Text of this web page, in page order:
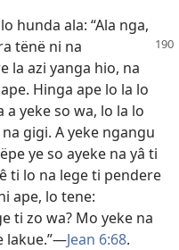
hunda ala: “Ala nga,
tënë ni na
la azi yanga hio, na
Hinga ape lo la lo
yeke so wa, lo la lo
gigi. A yeke ngangu
ye so ayeke na yâ ti
ti lo na lege ti pendere
ape, lo tene:
ti zo wa? Mo yeke na
lakue.”—Jean 6:68.